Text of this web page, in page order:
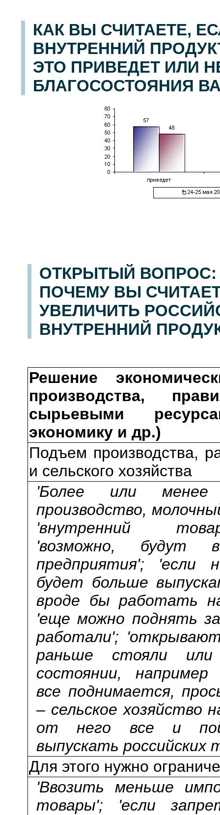
КАК ВЫ СЧИТАЕТЕ,
ВНУТРЕННИЙ
ЭТО ПРИВЕДЕТ ИЛИ
БЛАГОСОСТОЯНИЯ
ОТКРЫТЫЙ
ПОЧЕМУ ВЫ
УВЕЛИЧИТЬ
ВНУТРЕННИЙ
Решение
производства,
сырьевыми
экономику и др.)
Подъем производства,
и сельского хозяйства
'Более или менее
производство,
'внутренний
'возможно, будут
предприятия'; 'если
будет больше
вроде бы работать
'еще можно поднять
работали';
раньше стояли
состоянии, например
все поднимается,
– сельское хозяйство
от него все и
выпускать российских
Для этого нужно
'Ввозить меньше
товары'; 'если